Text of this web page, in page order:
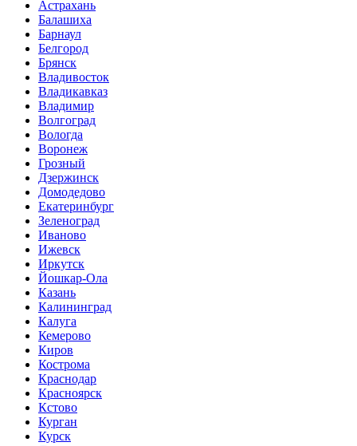
Астрахань
Балашиха
Барнаул
Белгород
Брянск
Владивосток
Владикавказ
Владимир
Волгоград
Вологда
Воронеж
Грозный
Дзержинск
Домодедово
Екатеринбург
Зеленоград
Иваново
Ижевск
Иркутск
Йошкар-Ола
Казань
Калининград
Калуга
Кемерово
Киров
Кострома
Краснодар
Красноярск
Кстово
Курган
Курск